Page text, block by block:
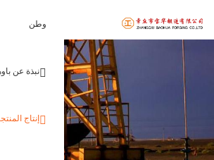
وطن
نبذة عن
إنتاج